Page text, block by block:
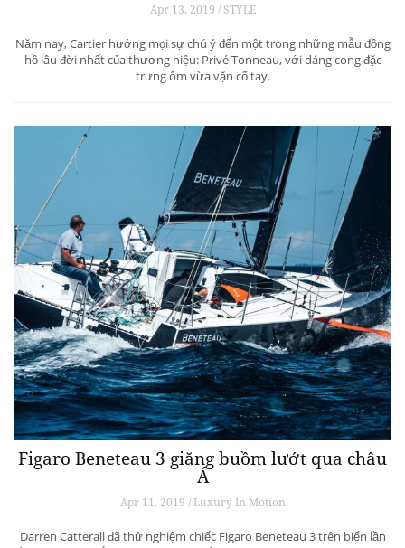
Apr 13, 2019 / STYLE
Năm nay, Cartier hướng mọi sự chú ý đến một trong những mẫu đồng
hồ lâu đời nhất của thương hiệu: Privé Tonneau, với dáng cong đặc
trưng ôm vừa vặn cổ tay.
Figaro Beneteau 3 giăng buồm lướt qua châu
Á
Apr 11, 2019 / Luxury In Motion
Darren Catterall đã thử nghiệm chiếc Figaro Beneteau 3 trên biển lần